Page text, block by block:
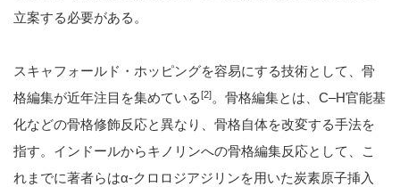
立案する必要がある。
スキャフォールド・ホッピングを容易にする技術として、骨
格編集が近年注目を集めている[2]。骨格編集とは、C–H官能基
化などの骨格修飾反応と異なり、骨格自体を改変する手法を
指す。インドールからキノリンへの骨格編集反応として、こ
れまでに著者らはα-クロロジアジリンを用いた炭素原子挿入